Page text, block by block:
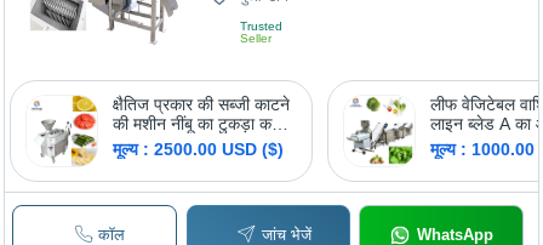
Trusted
Seller
क्षैतिज प्रकार की सब्जी काटने
की मशीन नींबू का टुकड़ा कटर
क्षमता: 300-800 किलोग्राम/
घंटा
मूल्य : 2500.00 USD ($)
लीफ वेजिटेबल
लाइन ब्लेड A का
60 मिमी
मूल्य : 1000.00
कॉल जांच भेजें WhatsApp